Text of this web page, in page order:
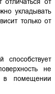
укладывать
только от
способствует
не
в помещении